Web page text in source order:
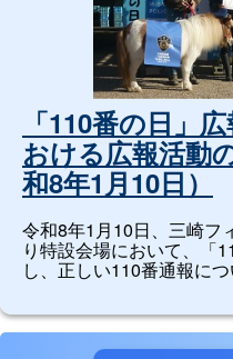
「110番の日」
おける広報活動
和8年1月10日）
令和8年1月10日、三崎フ
り特設会場において、「
し、正しい110番通報に